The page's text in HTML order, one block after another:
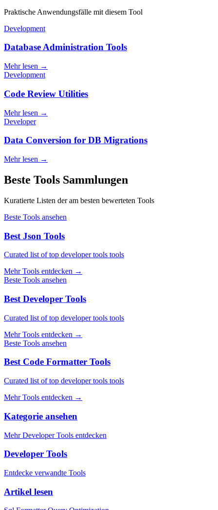
Praktische Anwendungsfälle mit diesem Tool
Development
Database Administration Tools
Mehr lesen →
Development
Code Review Utilities
Mehr lesen →
Developer
Data Conversion for DB Migrations
Mehr lesen →
Beste Tools Sammlungen
Kuratierte Listen der am besten bewerteten Tools
Beste Tools ansehen
Best Json Tools
Curated list of top developer tools tools
Mehr Tools entdecken →
Beste Tools ansehen
Best Developer Tools
Curated list of top developer tools tools
Mehr Tools entdecken →
Beste Tools ansehen
Best Code Formatter Tools
Curated list of top developer tools tools
Mehr Tools entdecken →
Kategorie ansehen
Mehr Developer Tools entdecken
Developer Tools
Entdecke verwandte Tools
Artikel lesen